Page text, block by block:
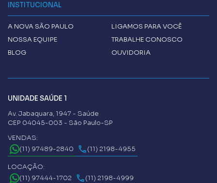
INSTITUCIONAL
A NOVA SÃO PAULO
NOSSA EQUIPE
BLOG
LIGAMOS PARA VOCÊ
TRABALHE CONOSCO
OUVIDORIA
UNIDADE SAÚDE 1
Av. Jabaquara, 1947 - Saúde
CEP 04045-003 - São Paulo-SP
VENDAS:
(11) 97489-2840
(11) 2198-4955
LOCAÇÃO:
(11) 97444-1702
(11) 2198-4999